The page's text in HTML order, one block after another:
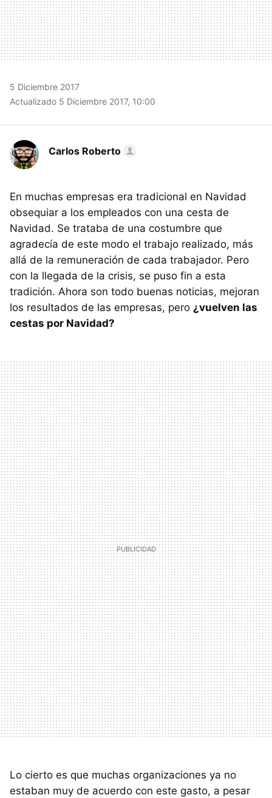
5 Diciembre 2017
Actualizado 5 Diciembre 2017, 10:00
Carlos Roberto
En muchas empresas era tradicional en Navidad
obsequiar a los empleados con una cesta de
Navidad. Se trataba de una costumbre que
agradecía de este modo el trabajo realizado, más
allá de la remuneración de cada trabajador. Pero
con la llegada de la crisis, se puso fin a esta
tradición. Ahora son todo buenas noticias, mejoran
los resultados de las empresas, pero ¿vuelven las
cestas por Navidad?
Lo cierto es que muchas organizaciones ya no
estaban muy de acuerdo con este gasto, a pesar